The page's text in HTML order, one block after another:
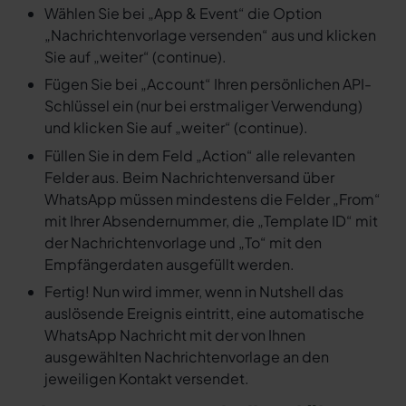
Wählen Sie bei „App & Event“ die Option
„Nachrichtenvorlage versenden“ aus und klicken
Sie auf „weiter“ (continue).
Fügen Sie bei „Account“ Ihren persönlichen API-
Schlüssel ein (nur bei erstmaliger Verwendung)
und klicken Sie auf „weiter“ (continue).
Füllen Sie in dem Feld „Action“ alle relevanten
Felder aus. Beim Nachrichtenversand über
WhatsApp müssen mindestens die Felder „From“
mit Ihrer Absendernummer, die „Template ID“ mit
der Nachrichtenvorlage und „To“ mit den
Empfängerdaten ausgefüllt werden.
Fertig! Nun wird immer, wenn in Nutshell das
auslösende Ereignis eintritt, eine automatische
WhatsApp Nachricht mit der von Ihnen
ausgewählten Nachrichtenvorlage an den
jeweiligen Kontakt versendet.